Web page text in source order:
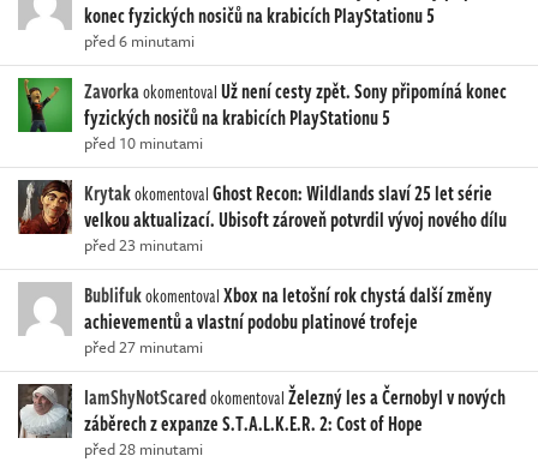
konec fyzických nosičů na krabicích PlayStationu 5
před 6 minutami
ZavorkaokomentovalUž není cesty zpět. Sony připomíná konec
fyzických nosičů na krabicích PlayStationu 5
před 10 minutami
KrytakokomentovalGhost Recon: Wildlands slaví 25 let série
velkou aktualizací. Ubisoft zároveň potvrdil vývoj nového dílu
před 23 minutami
BublifukokomentovalXbox na letošní rok chystá další změny
achievementů a vlastní podobu platinové trofeje
před 27 minutami
IamShyNotScaredokomentovalŽelezný les a Černobyl v nových
záběrech z expanze S.T.A.L.K.E.R. 2: Cost of Hope
před 28 minutami